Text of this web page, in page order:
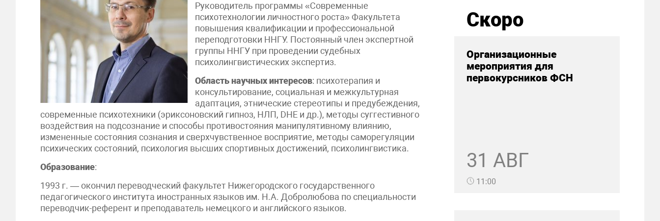
Руководитель программы «Современные
психотехнологии личностного роста» Факультета
повышения квалификации и профессиональной
переподготовки ННГУ. Постоянный член экспертной
группы ННГУ при проведении судебных
психолингвистических экспертиз.
Область научных интересов: психотерапия и
консультирование, социальная и межкультурная
адаптация, этнические стереотипы и предубеждения,
современные психотехники (эриксоновский гипноз, НЛП, DHE и др.), методы суггестивного
воздействия на подсознание и способы противостояния манипулятивному влиянию,
измененные состояния сознания и сверхчувственное восприятие, методы саморегуляции
психических состояний, психология высших спортивных достижений, психолингвистика.
Образование:
1993 г. — окончил переводческий факультет Нижегородского государственного
педагогического института иностранных языков им. Н.А. Добролюбова по специальности
переводчик-референт и преподаватель немецкого и английского языков.
Скоро
Организационные
мероприятия для
первокурсников ФСН
31 АВГ
11:00